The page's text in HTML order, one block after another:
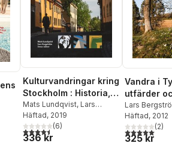
Kulturvandringar kring
Stockholm : Historia,
arkitektur, konst och
kuriosa
Mats Lundqvist, Lars
Bergström
Häftad, 2019
4,5utav 5 stjärnor. Totalt antal röster:
(6)
336 kr
Vandra i
utfärder
omnejd
Lars
Lundqvist,
Häftad, 2012
5,0utav 5(2)
325 kr